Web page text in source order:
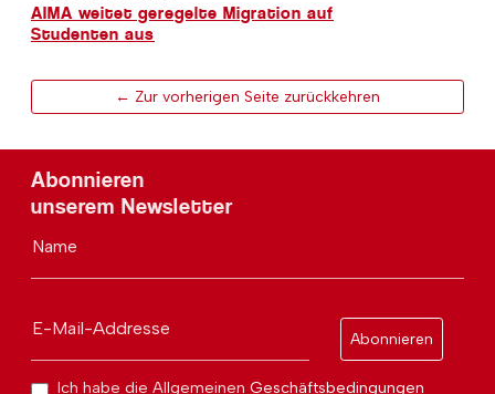
AIMA weitet geregelte Migration auf
Studenten aus
← Zur vorherigen Seite zurückkehren
Abonnieren
unserem Newsletter
Name
E-Mail-Addresse
Abonnieren
Ich habe die Allgemeinen Geschäftsbedingungen